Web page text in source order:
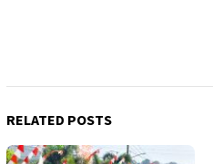
RELATED POSTS